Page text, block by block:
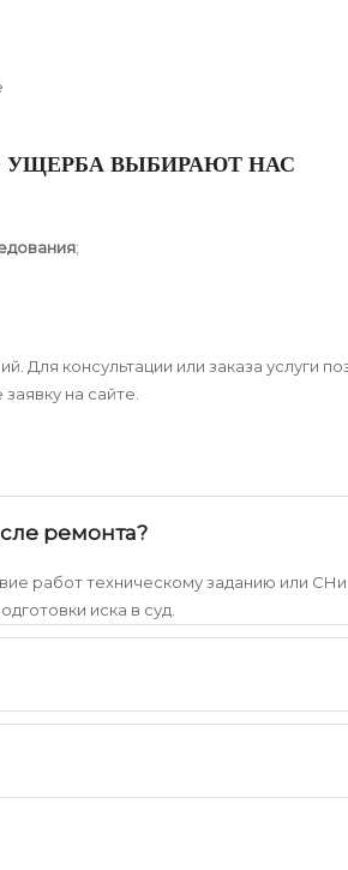
ВЫБИРАЮТ НАС
;
Для консультации или заказа услуги
на сайте.
ремонта?
работ техническому заданию или
иска в суд.